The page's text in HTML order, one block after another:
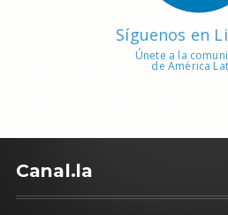
Síguenos en
Únete a la
de América
Canal.la